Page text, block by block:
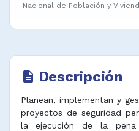
Nacional de Población y
description Descripción
Planean, implementan y
proyectos de seguridad
la ejecución de la